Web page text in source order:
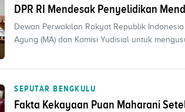
DPR RI Mendesak Penyelidikan
Dewan Perwakilan Rakyat Republik
Agung (MA) dan Komisi Yudisial untuk
SEPUTAR BENGKULU
Fakta Kekayaan Puan Maharani